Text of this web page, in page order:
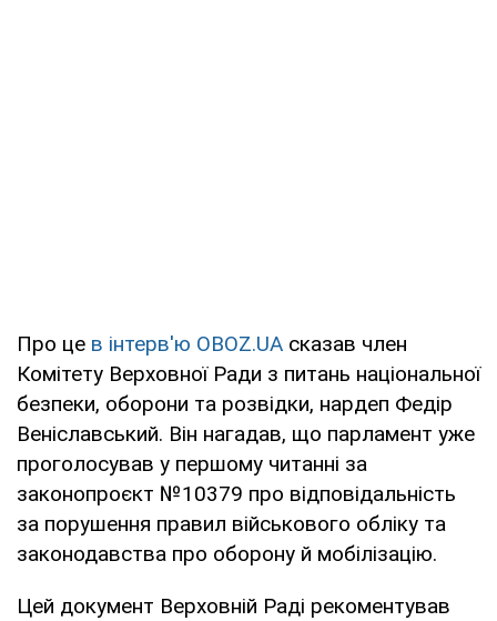
Про це в інтерв'ю OBOZ.UA сказав член
Комітету Верховної Ради з питань національної
безпеки, оборони та розвідки, нардеп Федір
Веніславський. Він нагадав, що парламент уже
проголосував у першому читанні за
законопроєкт №10379 про відповідальність
за порушення правил військового обліку та
законодавства про оборону й мобілізацію.
Цей документ Верховній Раді рекоментував